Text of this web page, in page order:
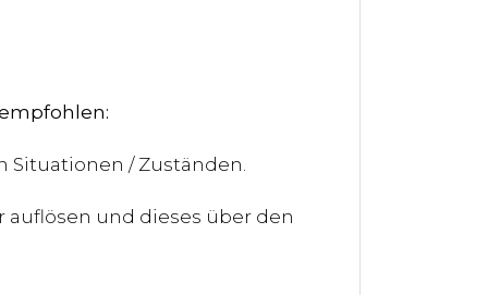
Situationen / Zuständen.
auflösen und dieses über den